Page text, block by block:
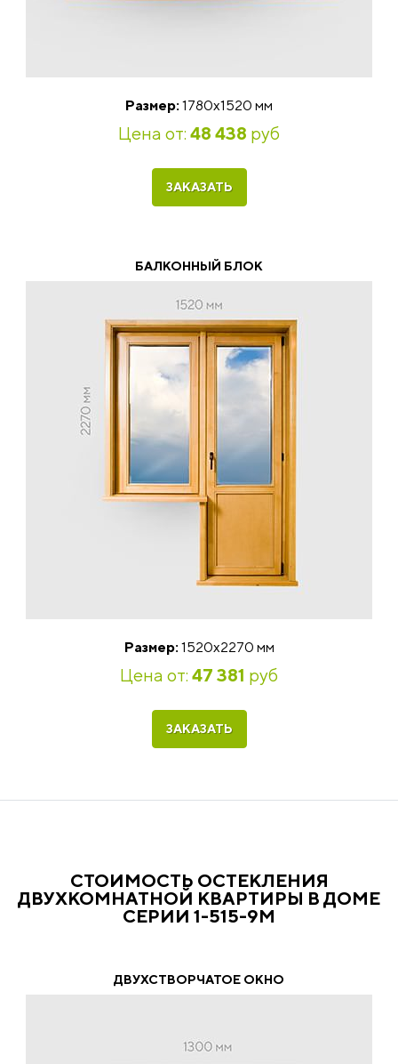
Размер: 1780х1520 мм
Цена от: 48 438 руб
ЗАКАЗАТЬ
БАЛКОННЫЙ БЛОК
Размер: 1520x2270 мм
Цена от: 47 381 руб
ЗАКАЗАТЬ
СТОИМОСТЬ ОСТЕКЛЕНИЯ
ДВУХКОМНАТНОЙ КВАРТИРЫ В ДОМЕ
СЕРИИ 1-515-9М
ДВУХСТВОРЧАТОЕ ОКНО